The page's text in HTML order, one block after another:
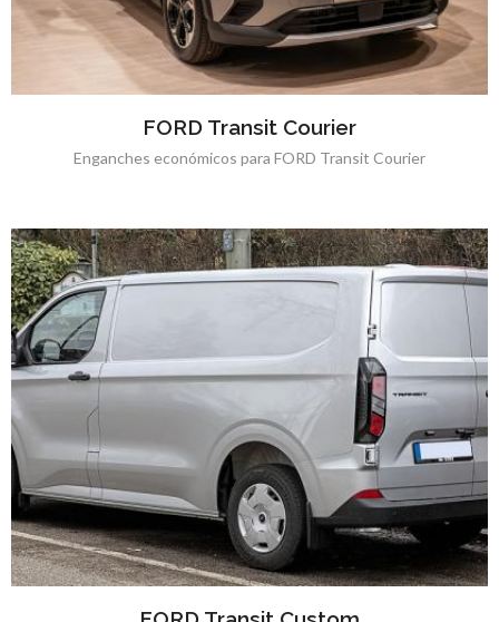
FORD Transit Courier
Enganches económicos para FORD Transit Courier